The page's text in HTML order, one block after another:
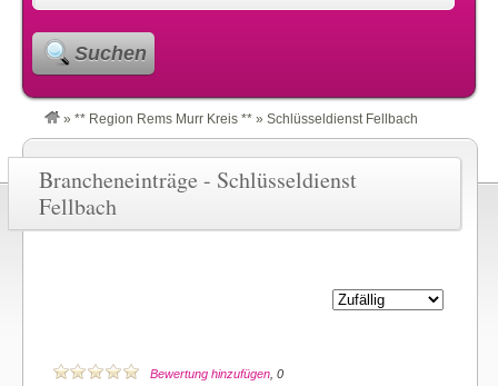
Suchen
» ** Region Rems Murr Kreis ** » Schlüsseldienst Fellbach
Brancheneinträge - Schlüsseldienst
Fellbach
Bewertung hinzufügen , 0